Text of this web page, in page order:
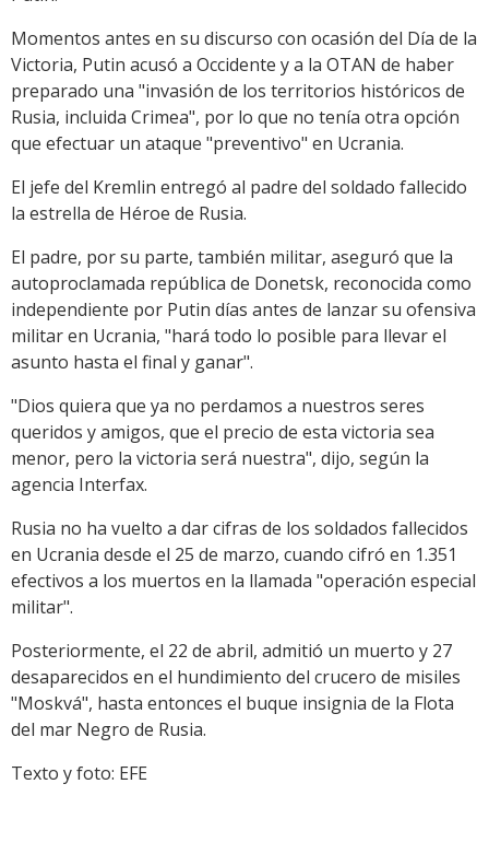
Momentos antes en su discurso con ocasión del Día de la
Victoria, Putin acusó a Occidente y a la OTAN de haber
preparado una "invasión de los territorios históricos de
Rusia, incluida Crimea", por lo que no tenía otra opción
que efectuar un ataque "preventivo" en Ucrania.
El jefe del Kremlin entregó al padre del soldado fallecido
la estrella de Héroe de Rusia.
El padre, por su parte, también militar, aseguró que la
autoproclamada república de Donetsk, reconocida como
independiente por Putin días antes de lanzar su ofensiva
militar en Ucrania, "hará todo lo posible para llevar el
asunto hasta el final y ganar".
"Dios quiera que ya no perdamos a nuestros seres
queridos y amigos, que el precio de esta victoria sea
menor, pero la victoria será nuestra", dijo, según la
agencia Interfax.
Rusia no ha vuelto a dar cifras de los soldados fallecidos
en Ucrania desde el 25 de marzo, cuando cifró en 1.351
efectivos a los muertos en la llamada "operación especial
militar".
Posteriormente, el 22 de abril, admitió un muerto y 27
desaparecidos en el hundimiento del crucero de misiles
"Moskvá", hasta entonces el buque insignia de la Flota
del mar Negro de Rusia.
Texto y foto: EFE